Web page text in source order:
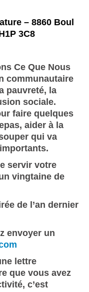
– 8860 Boul
3C8
Ce Que Nous
communautaire
pauvreté, la
sociale.
faire quelques
aider à la
qui va
servir votre
vingtaine de
de l’an dernier
envoyer un
lettre
que vous avez
c’est